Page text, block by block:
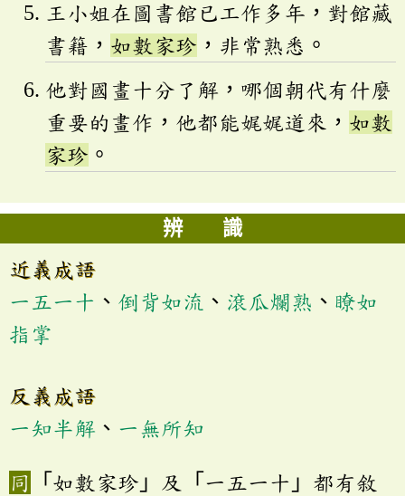
王小姐在圖書館已工作多年，對館藏
書籍， 如數家珍 ，非常熟悉。
他對國畫十分了解，哪個朝代有什麼
重要的畫作，他都能娓娓道來， 如數
家珍 。
辨 識
近義成語
一五一十 、 倒背如流 、 滾瓜爛熟 、 瞭如
指掌
反義成語
一知半解 、 一無所知
「如數家珍」及「一五一十」都有敘